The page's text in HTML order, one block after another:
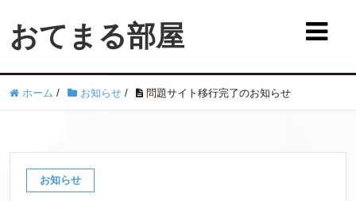
おてまる部屋
ホーム / お知らせ / 問題サイト移行完了のお知らせ
お知らせ